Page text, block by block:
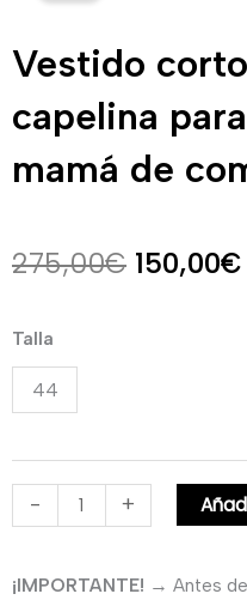
Vestido
capelina
mamá de
275,00€ El
150,00€
Talla
44
-
Vestido
corto
rosa
con
capelina
+
¡IMPORTANTE! → Antes